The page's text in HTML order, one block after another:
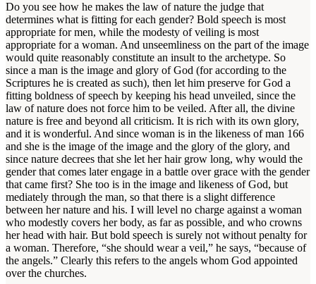
Do you see how he makes the law of nature the judge that
determines what is fitting for each gender? Bold speech is most
appropriate for men, while the modesty of veiling is most
appropriate for a woman. And unseemliness on the part of the image
would quite reasonably constitute an insult to the archetype. So
since a man is the image and glory of God (for according to the
Scriptures he is created as such), then let him preserve for God a
fitting boldness of speech by keeping his head unveiled, since the
law of nature does not force him to be veiled. After all, the divine
nature is free and beyond all criticism. It is rich with its own glory,
and it is wonderful. And since woman is in the likeness of man 166
and she is the image of the image and the glory of the glory, and
since nature decrees that she let her hair grow long, why would the
gender that comes later engage in a battle over grace with the gender
that came first? She too is in the image and likeness of God, but
mediately through the man, so that there is a slight difference
between her nature and his. I will level no charge against a woman
who modestly covers her body, as far as possible, and who crowns
her head with hair. But bold speech is surely not without penalty for
a woman. Therefore, “she should wear a veil,” he says, “because of
the angels.” Clearly this refers to the angels whom God appointed
over the churches.